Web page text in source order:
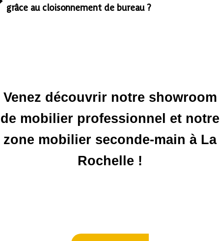
grâce au cloisonnement de bureau ?
Venez découvrir notre showroom
de mobilier professionnel et notre
zone mobilier seconde-main à La
Rochelle !